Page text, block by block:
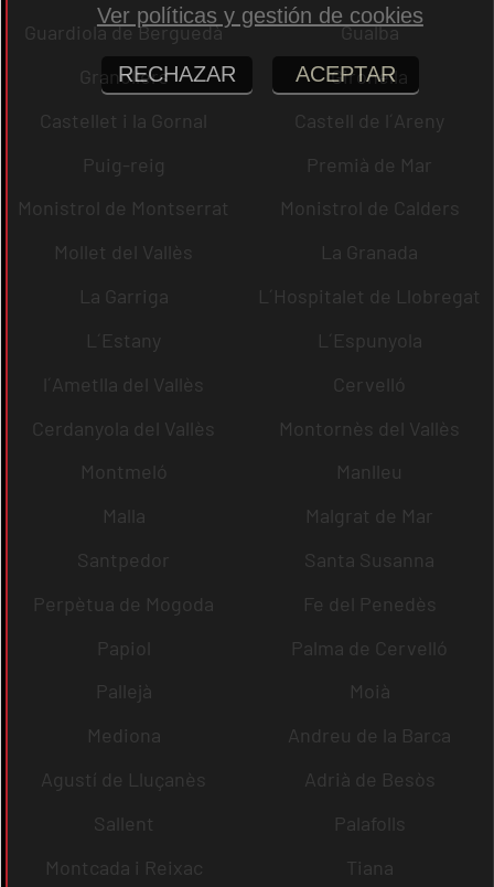
Guardiola de Berguedà
Gualba
Granollers
Gironella
Castellet i la Gornal
Castell de l´Areny
Puig-reig
Premià de Mar
Monistrol de Montserrat
Monistrol de Calders
Mollet del Vallès
La Granada
La Garriga
L´Hospitalet de Llobregat
L´Estany
L´Espunyola
l´Ametlla del Vallès
Cervelló
Cerdanyola del Vallès
Montornès del Vallès
Montmeló
Manlleu
Malla
Malgrat de Mar
Santpedor
Santa Susanna
Perpètua de Mogoda
Fe del Penedès
Papiol
Palma de Cervelló
Pallejà
Moià
Mediona
Andreu de la Barca
Agustí de Lluçanès
Adrià de Besòs
Sallent
Palafolls
Montcada i Reixac
Tiana
Ver políticas y gestión de cookies
RECHAZAR ACEPTAR